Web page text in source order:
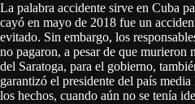
La palabra accidente sirve en Cuba
cayó en mayo de 2018 fue un
evitado. Sin embargo, los
no pagaron, a pesar de que murieron
del Saratoga, para el gobierno,
garantizó el presidente del país
los hechos, cuando aún no se tenía